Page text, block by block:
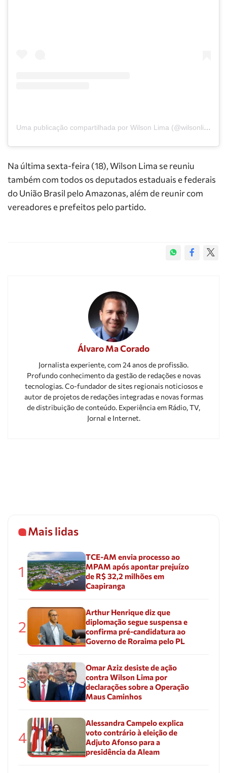
Uma publicação compartilhada por Wilson Lima (@wilsonlimaam)
Na última sexta-feira (18), Wilson Lima se reuniu
também com todos os deputados estaduais e federais
do União Brasil pelo Amazonas, além de reunir com
vereadores e prefeitos pelo partido.
Álvaro Ma Corado
Jornalista experiente, com 24 anos de profissão.
Profundo conhecimento da gestão de redações e novas
tecnologias. Co-fundador de sites regionais noticiosos e
autor de projetos de redações integradas e novas formas
de distribuição de conteúdo. Experiência em Rádio, TV,
Jornal e Internet.
Mais lidas
1
TCE-AM envia processo ao
MPAM após apontar prejuízo
de R$ 32,2 milhões em
Caapiranga
2
Arthur Henrique diz que
diplomação segue suspensa e
confirma pré-candidatura ao
Governo de Roraima pelo PL
3
Omar Aziz desiste de ação
contra Wilson Lima por
declarações sobre a Operação
Maus Caminhos
4
Alessandra Campelo explica
voto contrário à eleição de
Adjuto Afonso para a
presidência da Aleam